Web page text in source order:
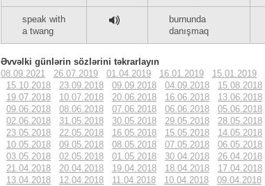
speak with
a twang
burnunda
danışmaq
Əvvəlki günlərin sözlərini təkrarlayın
08.09.2021
26.07.2019 01.04.2019 16.01.2019 15.01.2019
15.10.2018
23.09.2018 09.09.2018 04.09.2018 15.08.2018
19.07.2018
10.07.2018 20.06.2018 16.06.2018 13.06.2018
09.06.2018
08.06.2018 07.06.2018 06.06.2018 05.06.2018
02.06.2018
31.05.2018 30.05.2018 29.05.2018 28.05.2018
23.05.2018
22.05.2018 16.05.2018 15.05.2018 14.05.2018
10.05.2018
09.05.2018 08.05.2018 07.05.2018 06.05.2018
03.05.2018
02.05.2018 01.05.2018 30.04.2018 26.04.2018
21.04.2018
20.04.2018 19.04.2018 18.04.2018 17.04.2018
13.04.2018
12.04.2018 11.04.2018 10.04.2018 09.04.2018